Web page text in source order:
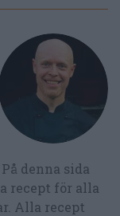
denna sida
recept för alla
Alla recept